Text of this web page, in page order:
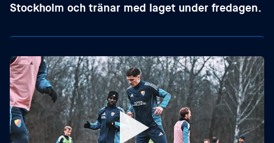
Stockholm och tränar med laget under fredagen.